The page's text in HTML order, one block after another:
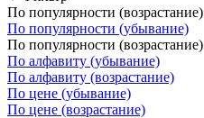
По популярности (возрастание)
По популярности (убывание)
По популярности (возрастание)
По алфавиту (убывание)
По алфавиту (возрастание)
По цене (убывание)
По цене (возрастание)